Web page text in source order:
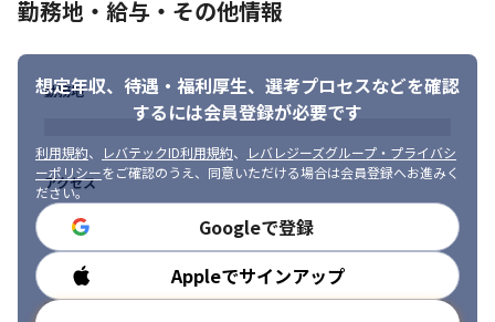
エンジニアのサポート体制が充実しています。
・ものづくりやITが好きな方
・問題解決能力や課題発見能力の高い方
・特定の技術に固執しない方
勤務地・給与・その他情報
想定年収、待遇・福利厚生、 選考プロセスなどを確認
するには会員登録が必要です
利用規約、 レバテックID利用規約、
レバレジーズグループ・プライバシ
ーポリシーをご確認のうえ、同意いただける場合は会員登録へお進みく
ださい。
Googleで登録
Appleでサインアップ
勤務地
アクセス
勤務時間